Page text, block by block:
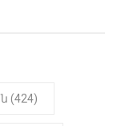
(424)